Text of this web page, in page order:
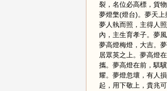
裂，名位必高標，貨
夢燈檠(燈台)。夢天上
夢人執而照，主得人
內，主生育孝子。夢
夢高燈梅燈，大吉。
居眾英之上。夢高燈
攜。夢高燈在前，騏
耀。夢燈忽壞，有人
起，用下敬上，貴兆